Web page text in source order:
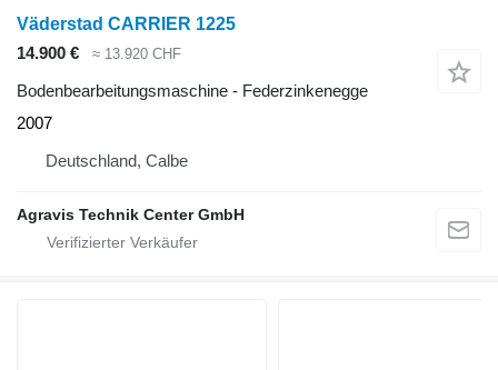
Väderstad CARRIER 1225
14.900 €
≈ 13.920 CHF
Bodenbearbeitungsmaschine - Federzinkenegge
2007
Deutschland, Calbe
Agravis Technik Center GmbH